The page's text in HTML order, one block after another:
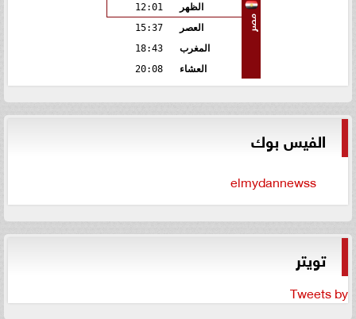
مصر
الظهر
12:01
العصر
15:37
المغرب
18:43
العشاء
20:08
الفيس بوك
elmydannewss
تويتر
Tweets by